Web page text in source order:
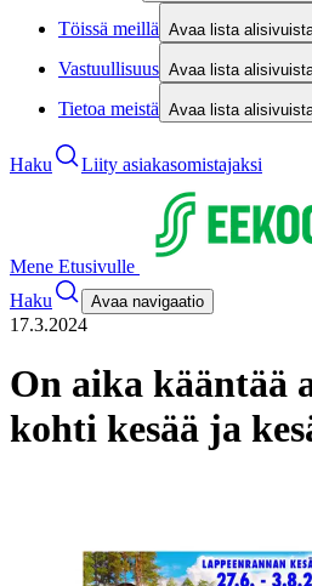
Töissä meillä Avaa lista
Vastuullisuus Avaa lista
Tietoa meistä Avaa lista
Haku Liity asiakasomistajaksi
Mene Etusivulle
Haku
Avaa navigaatio
17.3.2024
On aika kääntää
kohti kesää ja